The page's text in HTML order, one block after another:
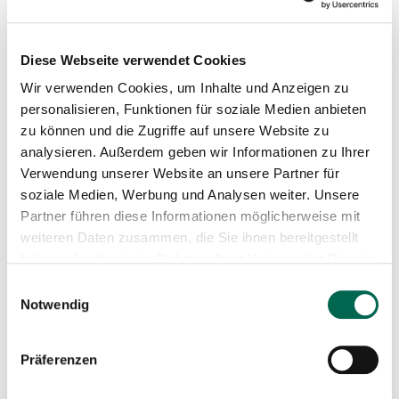
Diese Webseite verwendet Cookies
Wir verwenden Cookies, um Inhalte und Anzeigen zu
personalisieren, Funktionen für soziale Medien anbieten
zu können und die Zugriffe auf unsere Website zu
analysieren. Außerdem geben wir Informationen zu Ihrer
Verwendung unserer Website an unsere Partner für
soziale Medien, Werbung und Analysen weiter. Unsere
Partner führen diese Informationen möglicherweise mit
weiteren Daten zusammen, die Sie ihnen bereitgestellt
Notwendig
Präferenzen
zum nächsten Freiwilligeneinsatz in den
Sortengarten Dörrensolz ein.
Unter dem Motto“Saurer Apfel - Süßer Zweck”
sind alle willkommen, die Lust haben, sich im
Rahmen eines freiwilligen Arbeitseinsatzes aktiv
für den Erhalt des Sortengartens zu engagieren.
Unterstützung bei der Apfelernte für den LPV-
eigenen Saft, dessen Erlös zum Erhalt der Wiese